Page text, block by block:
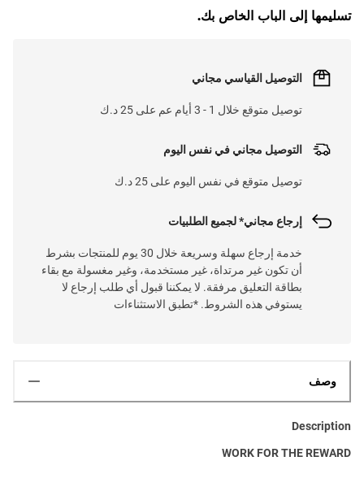
تسليمها إلى الباب الخاص بك.
التوصيل القياسي مجاني
توصيل متوقع خلال 1 - 3 أيام عم على 25 د.ك
التوصيل مجاني في نفس اليوم
توصيل متوقع في نفس اليوم على 25 د.ك
إرجاع مجاني* لجميع الطلبيات
خدمة إرجاع سهلة وسريعة خلال 30 يوم للمنتجات بشرط
أن تكون غير مرتداة، غير مستخدمة، وغير مغسولة مع بقاء
بطاقة التعليق مرفقة. لا يمكننا قبول أي طلب إرجاع لا
يستوفي هذه الشروط. *تطبق الاستثناءات
وصف
Description
WORK FOR THE REWARD